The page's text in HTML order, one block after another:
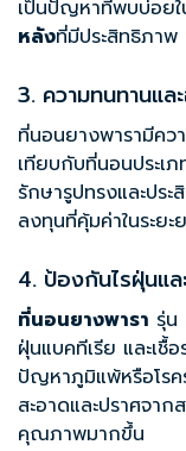
เป็นปัญหาที่พบบ่อย
หลังที่มีประสิทธิภาพ
3. ความทนทานแล
ที่นอนยางพารามีคว
เทียบกับที่นอนประเ
รักษารูปทรงและปร
ลงทุนที่คุ้มค่าในระยะ
4. ป้องกันไรฝุ่นแ
ที่นอนยางพารา รุ่น
ฝุ่นแบคทีเรีย และเชื้
ปัญหาภูมิแพ้หรือโรค
สะอาดและปราศจา
คุณภาพมากขึ้น